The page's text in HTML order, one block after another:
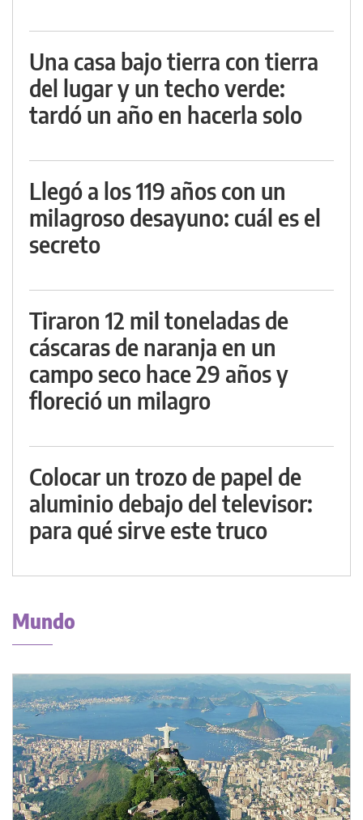
Una casa bajo tierra con tierra
del lugar y un techo verde:
tardó un año en hacerla solo
Llegó a los 119 años con un
milagroso desayuno: cuál es el
secreto
Tiraron 12 mil toneladas de
cáscaras de naranja en un
campo seco hace 29 años y
floreció un milagro
Colocar un trozo de papel de
aluminio debajo del televisor:
para qué sirve este truco
Mundo